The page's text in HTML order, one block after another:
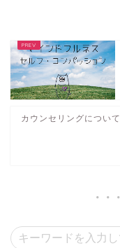
カウンセリングについて